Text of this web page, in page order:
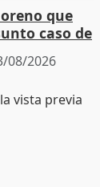
que
caso de
08/2026